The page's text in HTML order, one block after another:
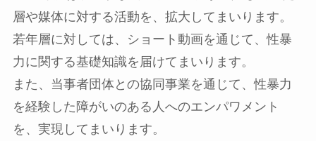
層や媒体に対する活動を、拡大してまいります。
若年層に対しては、ショート動画を通じて、性暴
力に関する基礎知識を届けてまいります。
また、当事者団体との協同事業を通じて、性暴力
を経験した障がいのある人へのエンパワメント
を、実現してまいります。